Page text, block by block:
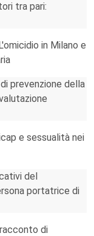
tra pari:
in Milano e
prevenzione della
e sessualità nei
del
portatrice di
di